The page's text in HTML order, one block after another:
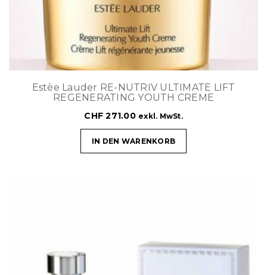
Estèe Lauder RE-NUTRIV ULTIMATE LIFT
REGENERATING YOUTH CREME
CHF 271.00 exkl. MwSt.
IN DEN WARENKORB